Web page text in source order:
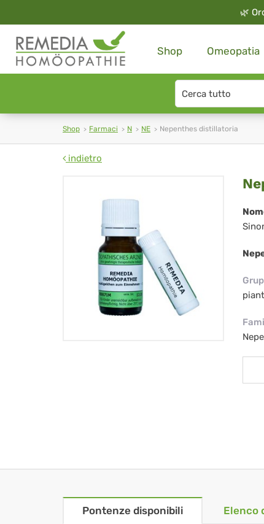
🌿
Shop Omeopatia
Search
type
Shop Farmaci N NE Nepenthes distillatoria
indietro
Pontenze disponibili Elenco